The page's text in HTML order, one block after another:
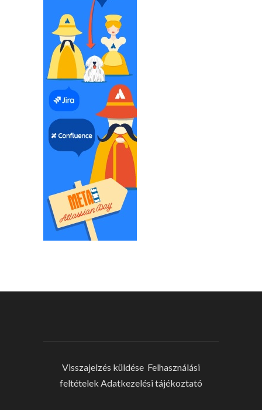
Visszajelzés küldése Felhasználási
feltételek Adatkezelési tájékoztató